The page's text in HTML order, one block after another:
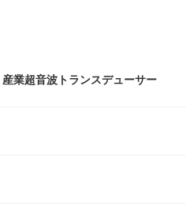
産業超音波トランスデューサー